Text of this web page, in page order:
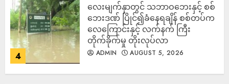
4
‎လေးမျက်နှာတွင် သဘာဝဘေးနှင့် စစ်
ဘေးဒဏ် ပြိုင်၍ခံနေရချိန် စစ်တပ်က
လေကြောင်းနှင့် လက်နက် ကြီး
တိုက်ခိုက်မှု တိုးလုပ်လာ
ADMIN AUGUST 5, 2026